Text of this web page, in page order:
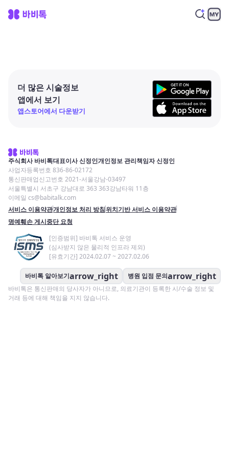
더 많은 시술정보
앱에서 보기
앱스토어에서 다운받기
주식회사 바비톡대표이사 신정인개인정보 관리책임자 신정인
사업자등록번호 836-86-02172
통신판매업신고번호 2021-서울강남-03497
서울특별시 서초구 강남대로 363 363강남타워 11층
이메일 cs@babitalk.com
서비스 이용약관개인정보 처리 방침위치기반 서비스 이용약관
명예훼손 게시중단 요청
[인증범위] 바비톡 서비스 운영
(심사받지 않은 물리적 인프라 제외)
[유효기간] 2024.02.07 ~ 2027.02.06
바비톡 알아보기arrow_right 병원 입점 문의arrow_right
바비톡은 통신판매의 당사자가 아니므로, 의료기관이 등록한 시/수술 정보 및
거래 등에 대해 책임을 지지 않습니다.